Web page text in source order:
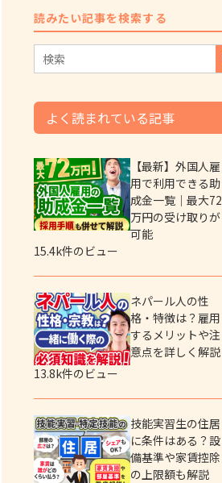
読みたい記事を検索する
よく読まれている記事
【最新】外国人雇
用で利用できる助
成金一覧｜最大72
万円の受け取りが
可能
15.4k件のビュー
ネパール人の性
格・特徴は？雇用
するメリットや注
意点を詳しく解説
13.8k件のビュー
技能実習生の住居
に条件はある？設
備基準や家賃控除
の上限額も解説